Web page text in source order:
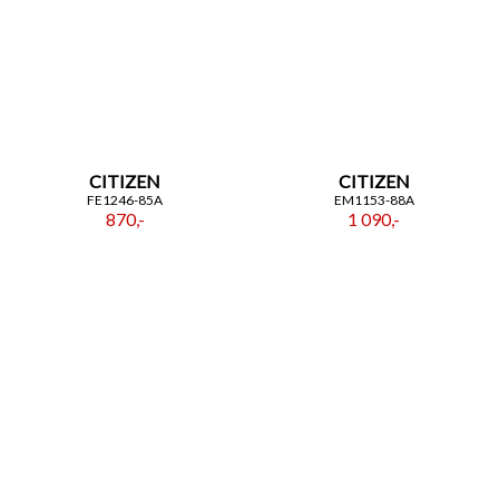
CITIZEN
FE1246-85A
870,-
CITIZEN
EM1153-88A
1 090,-